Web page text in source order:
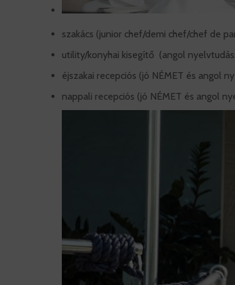
szakács (junior chef/demi chef/chef de
utility/konyhai kisegítő (angol
éjszakai recepciós (jó NÉMET és angol
nappali recepciós (jó NÉMET és angol